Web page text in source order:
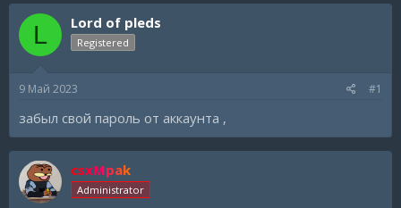
т
о
р
т
м
т
а
н
а
L Lord of pleds
Registered
9 Май 2023 #1
забыл свой пароль от аккаунта ,
csxMpak
Administrator